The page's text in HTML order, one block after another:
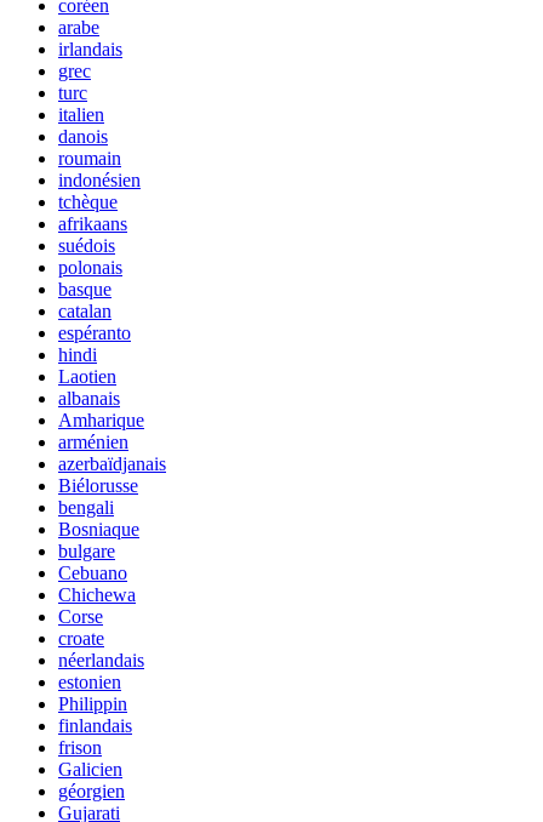
coréen
arabe
irlandais
grec
turc
italien
danois
roumain
indonésien
tchèque
afrikaans
suédois
polonais
basque
catalan
espéranto
hindi
Laotien
albanais
Amharique
arménien
azerbaïdjanais
Biélorusse
bengali
Bosniaque
bulgare
Cebuano
Chichewa
Corse
croate
néerlandais
estonien
Philippin
finlandais
frison
Galicien
géorgien
Gujarati